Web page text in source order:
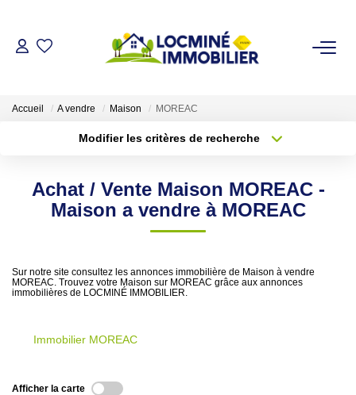
L'AGENCE
Accueil A vendre Maison MOREAC
Modifier les critères de recherche
Sélectionnez...
Type de bien
Surface min
Créer une alerte
Achat / Vente Maison MOREAC -
Maison a vendre à MOREAC
Sur notre site consultez les annonces immobilière de Maison à vendre
MOREAC. Trouvez votre Maison sur MOREAC grâce aux annonces
immobilières de LOCMINÉ IMMOBILIER.
Immobilier MOREAC
Afficher la carte